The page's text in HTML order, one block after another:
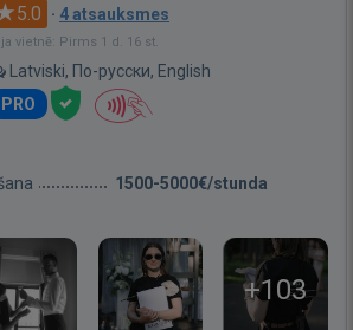
5.0 · 4 atsauksmes
vietnē: Pirms 1 d. 16 st.
Latviski, По-русски, English
PRO
1500-5000€/stunda
+103